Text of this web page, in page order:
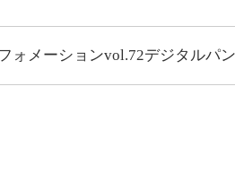
ォメーションvol.72デジタルパ